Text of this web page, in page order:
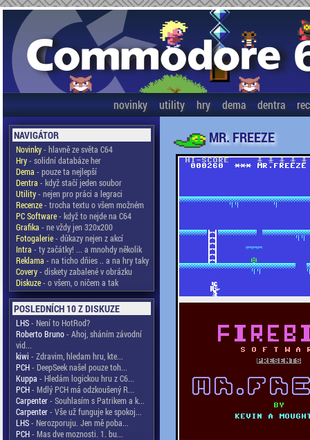
novinky utility hry dema dentra
NAVIGÁTOR
Novinky- hlavně ze světa C64
Hry- solidní databáze her
Dema - pouze ta nejlepší
Dentra - když stačí jeden soubor
Utility- nejen pro práci a legraci
Recenze- trocha textu o všem možném
PC Software- když to nejde na C64
Grafika - ne vždy jen 320x200
Fotogalerie- důkazy nejen z akcí
Intra - ty začátky! ... a mnohdy několik
Reklama - na ticho dňies .. a na hry taky
Covery- diskety zabalené v obrázku
Diskuze- o všem, o ničem a tak
POSLEDNÍCH 10 Z DISKUZE
LHS- Není to HotRod?
Roberto Bruno- Ahoj, sháním závodní
vid...
kiwi - Zdravim, hledam hru, kte...
PCH- DeepSeek našel pouze toh...
Kuppa - Hledám logickou hru z C6...
PCH- Mdlý PCH má odzkoušený R...
Carpenter- Souhlasím s Patrikem a k...
Carpenter- Vše už funguje ke spokoj...
LHS- Nerozporuju. Jen mě poba...
PCH- Mas dve moznosti. 1. bu...
MR. FREEZE